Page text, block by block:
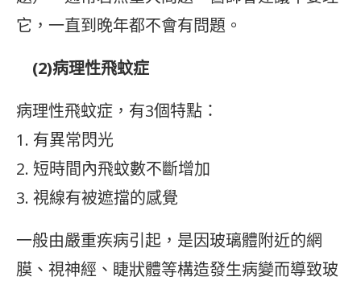
它，一直到晚年都不會有問題。
(2)病理性飛蚊症
病理性飛蚊症，有3個特點：
1. 有異常閃光
2. 短時間內飛蚊數不斷增加
3. 視線有被遮擋的感覺
一般由嚴重疾病引起，是因玻璃體附近的網
膜、視神經、睫狀體等構造發生病變而導致玻